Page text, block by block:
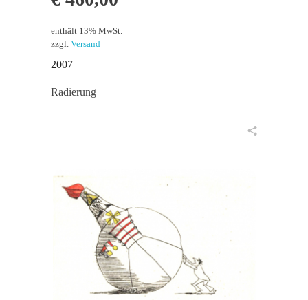
enthält 13% MwSt.
zzgl. Versand
2007
Radierung